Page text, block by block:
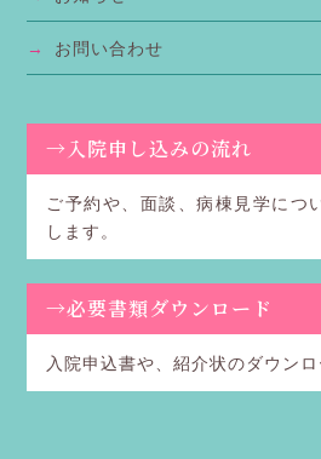
・掲載内容のご案内
・応募者へのコンタクト
いて
本サイトで取得された個人
意がある場合又は法律によ
を除き、第三者に利用される
ん。
5. アクセスログについて
利用者が、本サイトにアクセ
インターネット上の所在を
→ お問い合わせ
→入院申し込みの流れ
ご予約や、面談、病棟見学につ
します。
→必要書類ダウンロード
入院申込書や、紹介状のダウンロ